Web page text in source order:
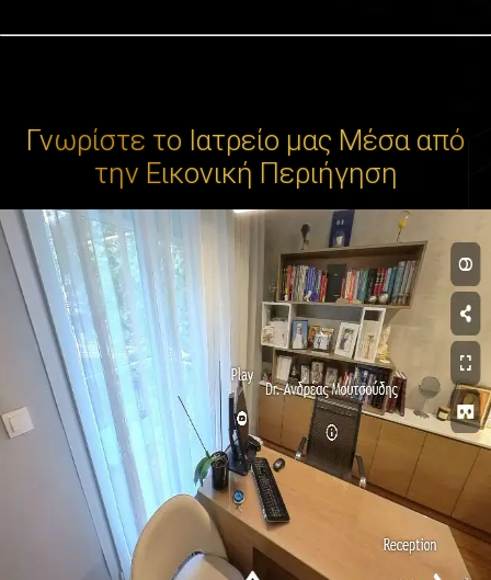
Γνωρίστε το Ιατρείο μας Μέσα από
την Εικονική Περιήγηση